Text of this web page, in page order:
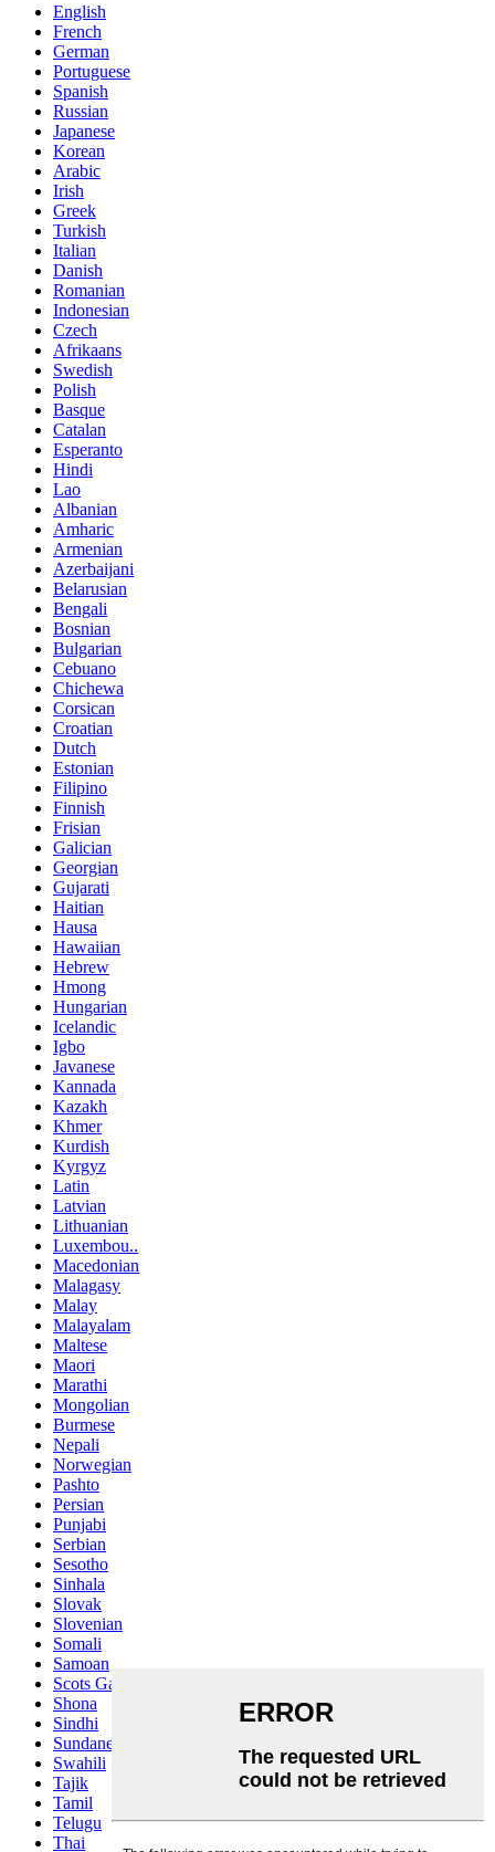
English
French
German
Portuguese
Spanish
Russian
Japanese
Korean
Arabic
Irish
Greek
Turkish
Italian
Danish
Romanian
Indonesian
Czech
Afrikaans
Swedish
Polish
Basque
Catalan
Esperanto
Hindi
Lao
Albanian
Amharic
Armenian
Azerbaijani
Belarusian
Bengali
Bosnian
Bulgarian
Cebuano
Chichewa
Corsican
Croatian
Dutch
Estonian
Filipino
Finnish
Frisian
Galician
Georgian
Gujarati
Haitian
Hausa
Hawaiian
Hebrew
Hmong
Hungarian
Icelandic
Igbo
Javanese
Kannada
Kazakh
Khmer
Kurdish
Kyrgyz
Latin
Latvian
Lithuanian
Luxembou..
Macedonian
Malagasy
Malay
Malayalam
Maltese
Maori
Marathi
Mongolian
Burmese
Nepali
Norwegian
Pashto
Persian
Punjabi
Serbian
Sesotho
Sinhala
Slovak
Slovenian
Somali
Samoan
Scots Gaelic
Shona
Sindhi
Sundanese
Swahili
Tajik
Tamil
Telugu
Thai